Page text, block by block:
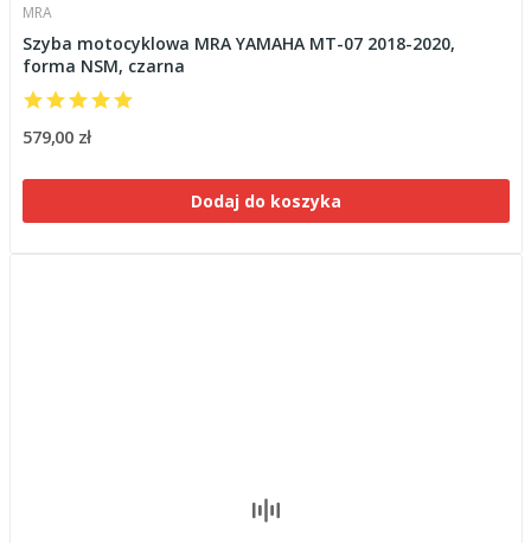
MRA
Szyba motocyklowa MRA YAMAHA MT-07 2018-2020,
forma NSM, czarna
579,00 zł
Dodaj do koszyka